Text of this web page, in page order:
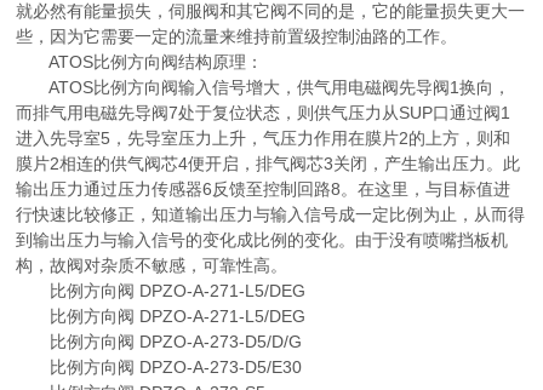
就必然有能量损失，伺服阀和其它阀不同的是，它的能量损失更大一
些，因为它需要一定的流量来维持前置级控制油路的工作。
ATOS比例方向阀结构原理：
ATOS比例方向阀输入信号增大，供气用电磁阀先导阀1换向，
而排气用电磁先导阀7处于复位状态，则供气压力从SUP口通过阀1
进入先导室5，先导室压力上升，气压力作用在膜片2的上方，则和
膜片2相连的供气阀芯4便开启，排气阀芯3关闭，产生输出压力。此
输出压力通过压力传感器6反馈至控制回路8。在这里，与目标值进
行快速比较修正，知道输出压力与输入信号成一定比例为止，从而得
到输出压力与输入信号的变化成比例的变化。由于没有喷嘴挡板机
构，故阀对杂质不敏感，可靠性高。
比例方向阀 DPZO-A-271-L5/DEG
比例方向阀 DPZO-A-271-L5/DEG
比例方向阀 DPZO-A-273-D5/D/G
比例方向阀 DPZO-A-273-D5/E30